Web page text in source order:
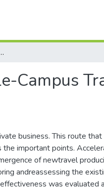
Route with Multicriteria Decision Making
Campus
business. This route
the important points.
of newtravel
andreassessing the
was evaluated